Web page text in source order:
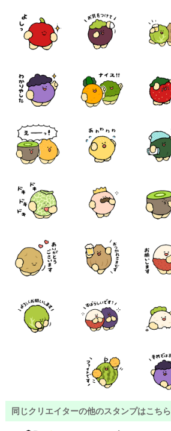
同じクリエイターの他のスタンプはこちら